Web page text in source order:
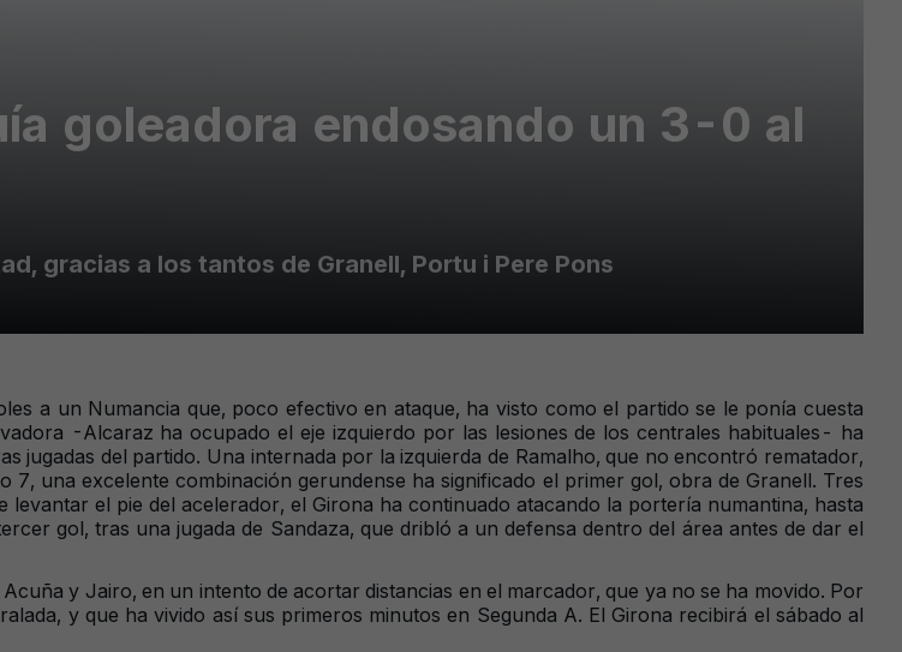
goleadora endosando un 3-0 al
gracias a los tantos de Granell, Portu i Pere Pons
a un Numancia que, poco efectivo en ataque, ha visto como el partido se le ponía cuesta
-Alcaraz ha ocupado el eje izquierdo por las lesiones de los centrales habituales- ha
jugadas del partido. Una internada por la izquierda de Ramalho, que no encontró rematador,
una excelente combinación gerundense ha significado el primer gol, obra de Granell. Tres
el pie del acelerador, el Girona ha continuado atacando la portería numantina, hasta
gol, tras una jugada de Sandaza, que dribló a un defensa dentro del área antes de dar el
y Jairo, en un intento de acortar distancias en el marcador, que ya no se ha movido. Por
y que ha vivido así sus primeros minutos en Segunda A. El Girona recibirá el sábado al